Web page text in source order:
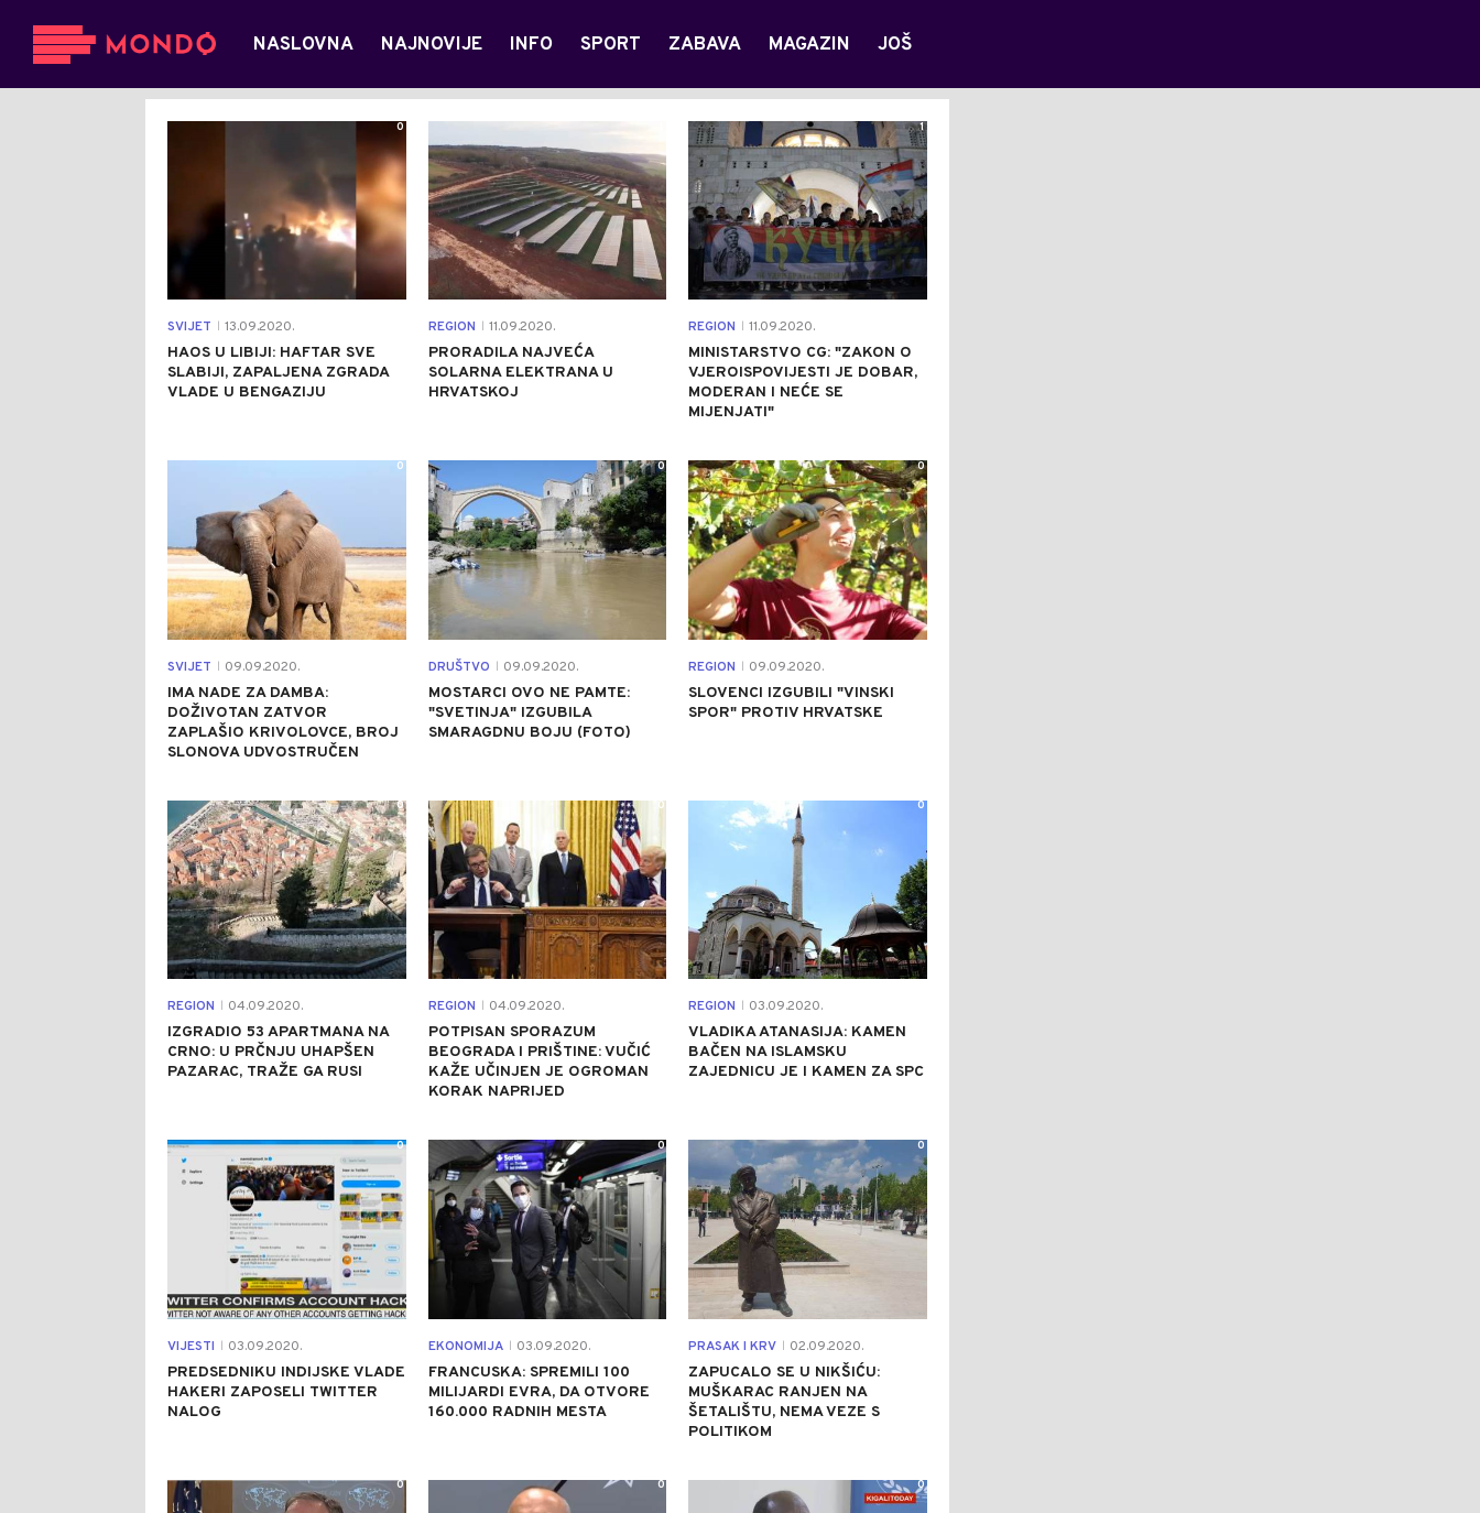
NASLOVNA NAJNOVIJE INFO SPORT ZABAVA MAGAZIN JOŠ
SVIJET 13.09.2020.
HAOS U LIBIJI: HAFTAR SVE
SLABIJI, ZAPALJENA ZGRADA
VLADE U BENGAZIJU
0
REGION 11.09.2020.
PRORADILA NAJVEĆA
SOLARNA ELEKTRANA U
HRVATSKOJ
REGION 11.09.2020.
MINISTARSTVO CG: "ZAKON O
VJEROISPOVIJESTI JE DOBAR,
MODERAN I NEĆE SE
MIJENJATI"
1
SVIJET 09.09.2020.
IMA NADE ZA DAMBA:
DOŽIVOTAN ZATVOR
ZAPLAŠIO KRIVOLOVCE, BROJ
SLONOVA UDVOSTRUČEN
0
DRUŠTVO 09.09.2020.
MOSTARCI OVO NE PAMTE:
"SVETINJA" IZGUBILA
SMARAGDNU BOJU (FOTO)
0
REGION 09.09.2020.
SLOVENCI IZGUBILI "VINSKI
SPOR" PROTIV HRVATSKE
0
REGION 04.09.2020.
IZGRADIO 53 APARTMANA NA
CRNO: U PRČNJU UHAPŠEN
PAZARAC, TRAŽE GA RUSI
0
REGION 04.09.2020.
POTPISAN SPORAZUM
BEOGRADA I PRIŠTINE: VUČIĆ
KAŽE UČINJEN JE OGROMAN
KORAK NAPRIJED
0
REGION 03.09.2020.
VLADIKA ATANASIJA: KAMEN
BAČEN NA ISLAMSKU
ZAJEDNICU JE I KAMEN ZA SPC
0
VIJESTI 03.09.2020.
PREDSEDNIKU INDIJSKE VLADE
HAKERI ZAPOSELI TWITTER
NALOG
0
EKONOMIJA 03.09.2020.
FRANCUSKA: SPREMILI 100
MILIJARDI EVRA, DA OTVORE
160.000 RADNIH MESTA
0
PRASAK I KRV 02.09.2020.
ZAPUCALO SE U NIKŠIĆU:
MUŠKARAC RANJEN NA
ŠETALIŠTU, NEMA VEZE S
POLITIKOM
0
0 0 0